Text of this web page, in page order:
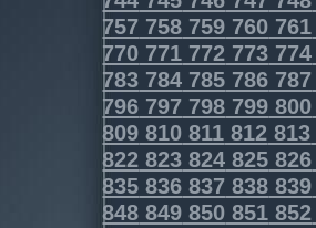
757 758 759 760 761
770 771 772 773 774
783 784 785 786 787
796 797 798 799 800
809 810 811 812 813
822 823 824 825 826
835 836 837 838 839
848 849 850 851 852